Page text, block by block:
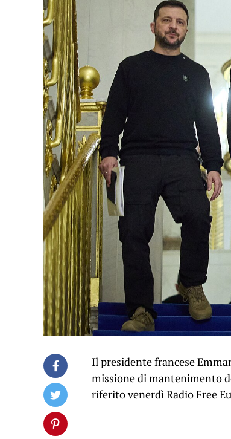
Il presidente francese
missione di mantenimento
riferito venerdì Radio Free